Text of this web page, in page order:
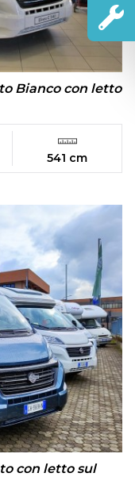
Bianco con letto
541 cm
con letto sul